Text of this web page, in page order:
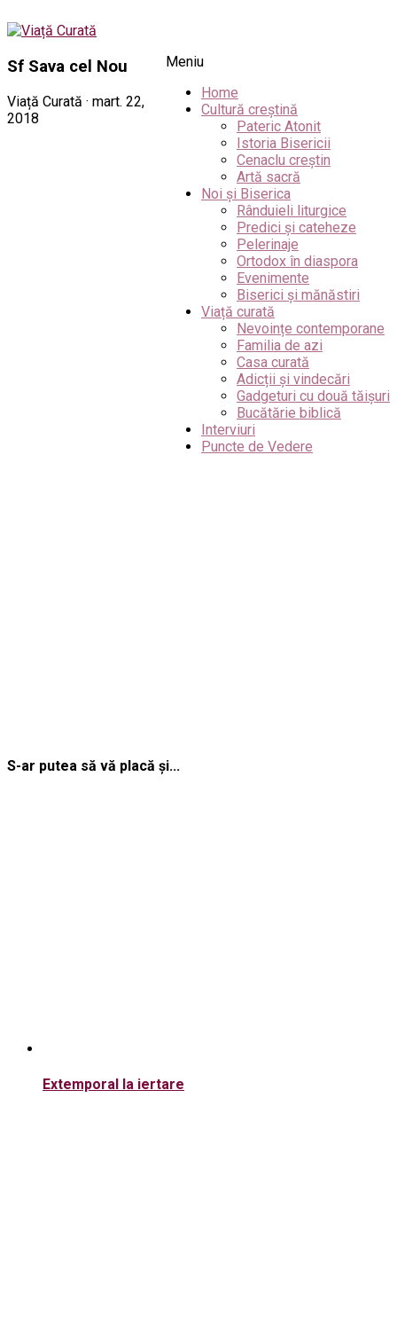
Meniu
Home
Cultură creștină
Pateric Atonit
Istoria Bisericii
Cenaclu creștin
Artă sacră
Noi și Biserica
Rânduieli liturgice
Predici și cateheze
Pelerinaje
Ortodox în diaspora
Evenimente
Biserici și mănăstiri
Viață curată
Nevoințe contemporane
Familia de azi
Casa curată
Adicții și vindecări
Gadgeturi cu două tăișuri
Bucătărie biblică
Interviuri
Puncte de Vedere
Sf Sava cel Nou
Viață Curată · mart. 22,
2018
S-ar putea să vă placă și...
Extemporal la iertare